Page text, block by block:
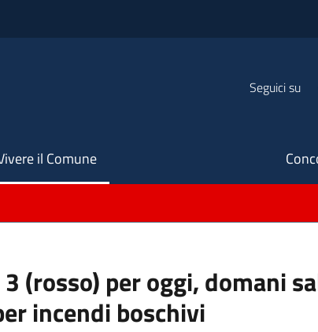
Seguici su
il Comune
(rosso) per oggi, domani
incendi boschivi